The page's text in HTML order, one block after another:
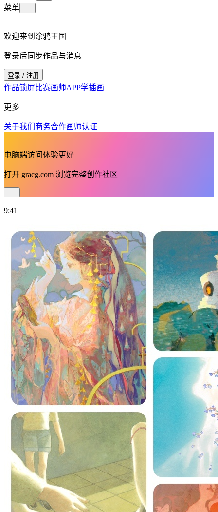
菜单
欢迎来到涂鸦王国
登录后同步作品与消息
登录 / 注册
作品锁屏比赛画师APP学插画
更多
关于我们 商务合作画师认证
电脑端访问体验更好
打开 gracg.com 浏览完整创作社区
9:41